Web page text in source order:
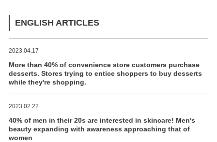
ENGLISH ARTICLES
2023.04.17
More than 40% of convenience store customers purchase
desserts. Stores trying to entice shoppers to buy desserts
while they're shopping.
2023.02.22
40% of men in their 20s are interested in skincare! Men's
beauty expanding with awareness approaching that of
women